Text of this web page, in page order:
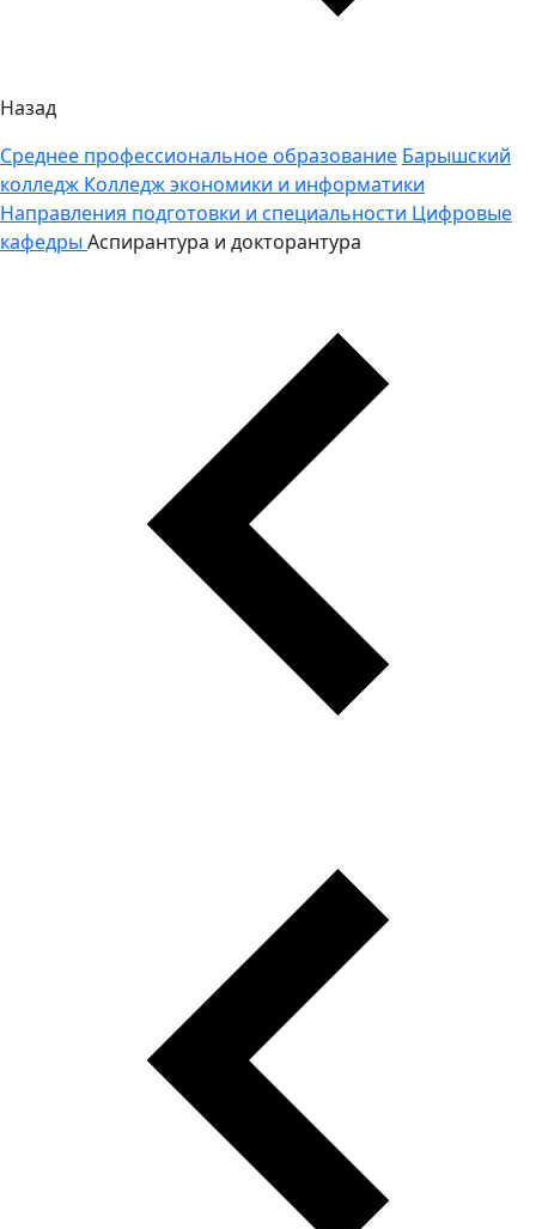
Назад
Среднее профессиональное образование Барышский
колледж Колледж экономики и информатики
Направления подготовки и специальности Цифровые
кафедры Аспирантура и докторантура